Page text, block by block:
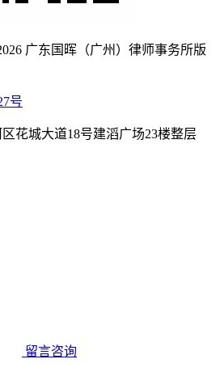
广东国晖（广州）律师事务所版
号
花城大道18号建滔广场23楼整层
留言咨询